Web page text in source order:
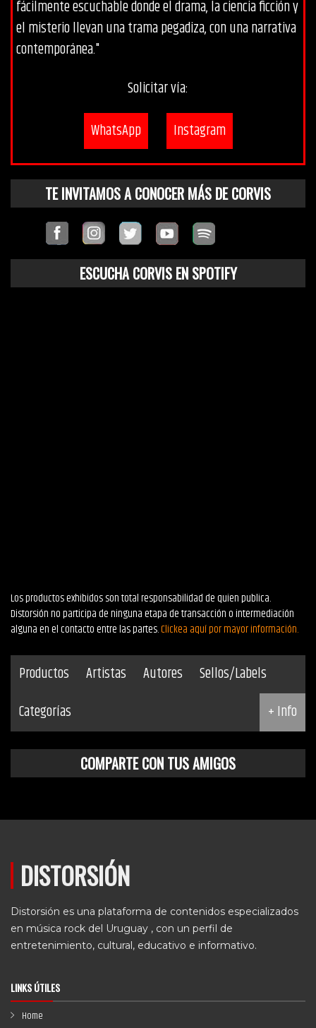
fácilmente escuchable donde el drama, la ciencia ficción y
el misterio llevan una trama pegadiza, con una narrativa
contemporánea."
Solicitar vía:
WhatsApp
Instagram
TE INVITAMOS A CONOCER MÁS DE CORVIS
ESCUCHA CORVIS EN SPOTIFY
Los productos exhibidos son total responsabilidad de quien publica.
Distorsión no participa de ninguna etapa de transacción o intermediación
alguna en el contacto entre las partes.Clickea aquí por mayor información.
Productos Artistas Autores
Sellos/Labels
Categorías
+ Info
COMPARTE CON TUS AMIGOS
DISTORSIÓN
Distorsión es una plataforma de contenidos especializados
en música rock del Uruguay , con un perfil de
entretenimiento, cultural, educativo e informativo.
LINKS ÚTILES
Home